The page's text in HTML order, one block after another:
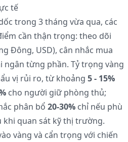
tế
trong 3 tháng vừa qua, các
cần thận trọng: theo dõi
Đông, USD), cân nhắc mua
ngân từng phần. Tỷ trọng vàng
vị rủi ro, từ khoảng 5 - 15%
cho người giữ phòng thủ;
phân bổ 20-30% chỉ nếu phù
khi quan sát kỹ thị trường.
vàng và cẩn trọng với chiến